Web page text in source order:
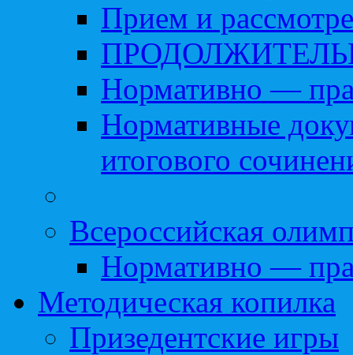
Прием и
Нормативно —
Нормативные
итогового
Всероссийская
Нормативно —
Методическая копилка
Призедентские игры